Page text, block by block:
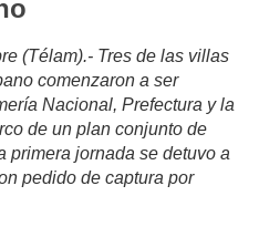
(Télam).- Tres de las villas
comenzaron a ser
Nacional, Prefectura y la
de un plan conjunto de
primera jornada se detuvo a
pedido de captura por